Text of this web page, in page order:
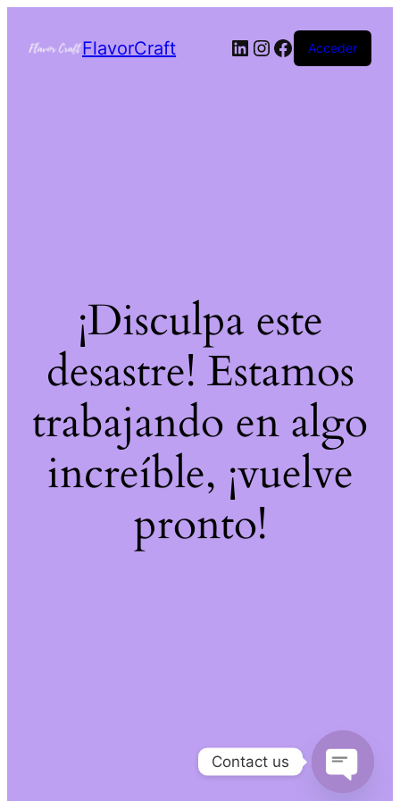
FlavorCraft Acceder
¡Disculpa este
desastre! Estamos
trabajando en algo
increíble, ¡vuelve
pronto!
Contact us